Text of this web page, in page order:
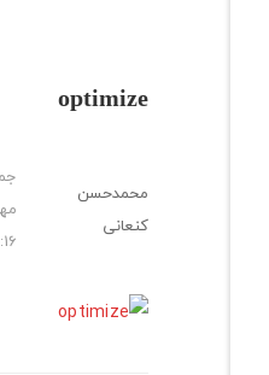
optimize
محمدحسن